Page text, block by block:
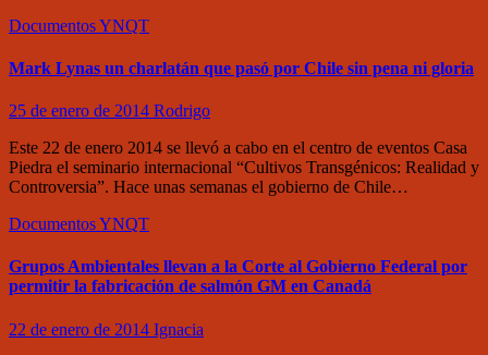
DocumentosYNQT
Mark Lynas un charlatán que pasó por Chile sin pena ni gloria
25 de enero de 2014 Rodrigo
Este 22 de enero 2014 se llevó a cabo en el centro de eventos Casa
Piedra el seminario internacional “Cultivos Transgénicos: Realidad y
Controversia”. Hace unas semanas el gobierno de Chile…
DocumentosYNQT
Grupos Ambientales llevan a la Corte al Gobierno Federal por
permitir la fabricación de salmón GM en Canadá
22 de enero de 2014 Ignacia